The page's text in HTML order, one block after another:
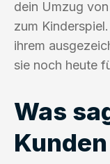
dein Umzug
zum
ihrem
sie noch heute
Was